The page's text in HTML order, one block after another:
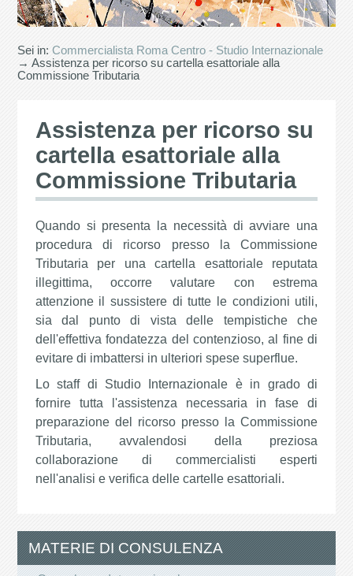
Sei in:Commercialista Roma Centro - Studio Internazionale
→ Assistenza per ricorso su cartella esattoriale alla
Commissione Tributaria
Assistenza per ricorso su
cartella esattoriale alla
Commissione Tributaria
Quando si presenta la necessità di avviare una
procedura di ricorso presso la Commissione
Tributaria per una cartella esattoriale reputata
illegittima, occorre valutare con estrema
attenzione il sussistere di tutte le condizioni utili,
sia dal punto di vista delle tempistiche che
dell'effettiva fondatezza del contenzioso, al fine di
evitare di imbattersi in ulteriori spese superflue.
Lo staff di Studio Internazionale è in grado di
fornire tutta l'assistenza necessaria in fase di
preparazione del ricorso presso la Commissione
Tributaria, avvalendosi della preziosa
collaborazione di commercialisti esperti
nell'analisi e verifica delle cartelle esattoriali.
MATERIE DI CONSULENZA